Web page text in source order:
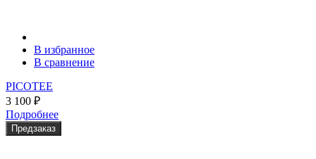
В избранное
В сравнение
PICOTEE
3 100 ₽
Подробнее
Предзаказ